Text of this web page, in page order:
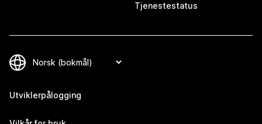
Tjenestestatus
Utviklerpålogging